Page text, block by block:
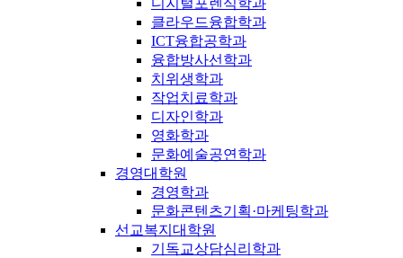
클라우드융합학과
ICT융합공학과
융합방사선학과
치위생학과
작업치료학과
디자인학과
영화학과
문화예술공연학과
경영대학원
경영학과
문화콘텐츠기획·마케팅학과
선교복지대학원
기독교상담심리학과